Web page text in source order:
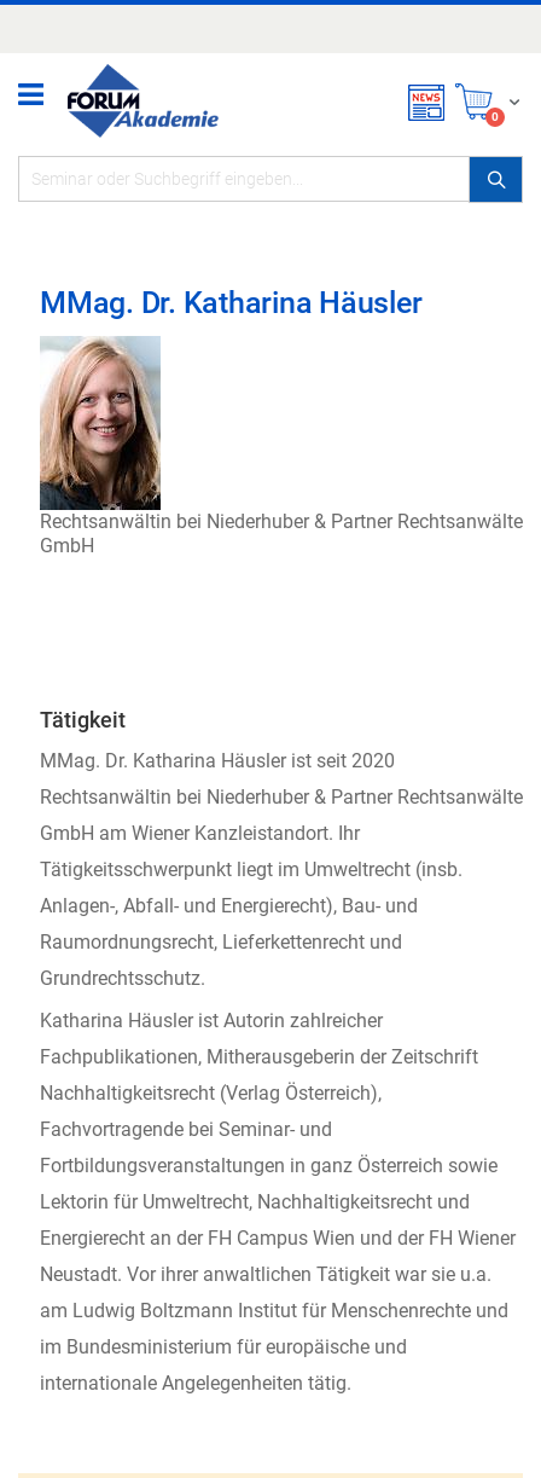
0items
MMag. Dr. Katharina Häusler
Rechtsanwältin bei Niederhuber & Partner Rechtsanwälte
GmbH
Tätigkeit
MMag. Dr. Katharina Häusler ist seit 2020
Rechtsanwältin bei Niederhuber & Partner Rechtsanwälte
GmbH am Wiener Kanzleistandort. Ihr
Tätigkeitsschwerpunkt liegt im Umweltrecht (insb.
Anlagen-, Abfall- und Energierecht), Bau- und
Raumordnungsrecht, Lieferkettenrecht und
Grundrechtsschutz.
Katharina Häusler ist Autorin zahlreicher
Fachpublikationen, Mitherausgeberin der Zeitschrift
Nachhaltigkeitsrecht (Verlag Österreich),
Fachvortragende bei Seminar- und
Fortbildungsveranstaltungen in ganz Österreich sowie
Lektorin für Umweltrecht, Nachhaltigkeitsrecht und
Energierecht an der FH Campus Wien und der FH Wiener
Neustadt. Vor ihrer anwaltlichen Tätigkeit war sie u.a.
am Ludwig Boltzmann Institut für Menschenrechte und
im Bundesministerium für europäische und
internationale Angelegenheiten tätig.